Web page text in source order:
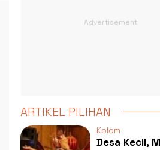
ARTIKEL PILIHAN
Kolom
Desa Kecil,